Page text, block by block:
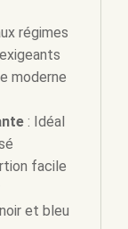
régimes
moderne
: Idéal
facile
et bleu